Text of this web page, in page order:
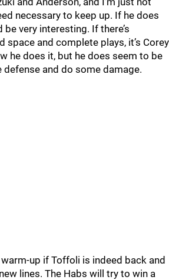
necessary to keep up. If he does
very interesting. If there’s
space and complete plays, it’s Corey
he does it, but he does seem to be
and do some damage.
warm-up if Toffoli is indeed back and
lines. The Habs will try to win a